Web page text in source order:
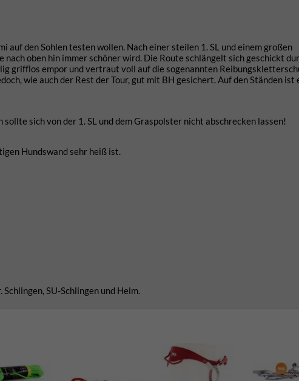
auf den Sohlen testen wollen. Nach einer steilen 1. SL und einem großen
oben hin immer schöner wird. Die Route schlängelt sich geschickt
grifflos empor und vertraut voll auf die sogenannten
wie auch der Rest der Tour, gut mit BH gesichert. Auf den Ständen ist
sich von der 1. SL und dem Graspolster nicht abschrecken lassen!
Hundswand sehr heiß ist.
SU-Schlingen und Helm.